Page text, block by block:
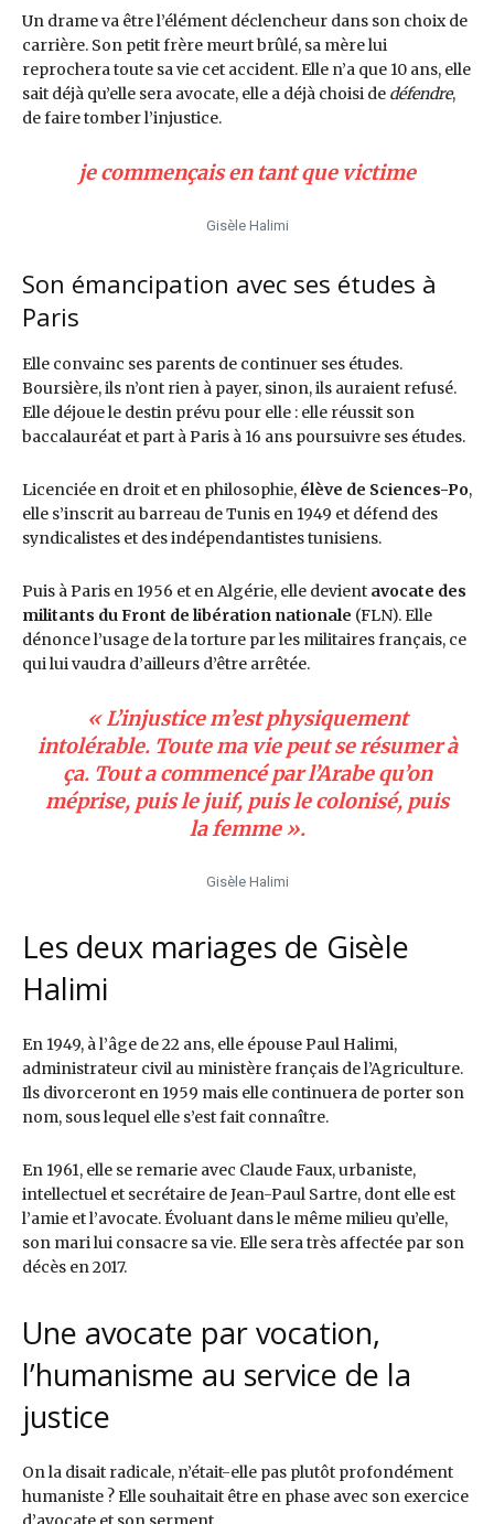
Un drame va être l’élément déclencheur dans son choix de
carrière. Son petit frère meurt brûlé, sa mère lui
reprochera toute sa vie cet accident. Elle n’a que 10 ans, elle
sait déjà qu’elle sera avocate, elle a déjà choisi de défendre,
de faire tomber l’injustice.
je commençais en tant que victime
Gisèle Halimi
Son émancipation avec ses études à
Paris
Elle convainc ses parents de continuer ses études.
Boursière, ils n’ont rien à payer, sinon, ils auraient refusé.
Elle déjoue le destin prévu pour elle : elle réussit son
baccalauréat et part à Paris à 16 ans poursuivre ses études.
Licenciée en droit et en philosophie, élève de Sciences-Po,
elle s’inscrit au barreau de Tunis en 1949 et défend des
syndicalistes et des indépendantistes tunisiens.
Puis à Paris en 1956 et en Algérie, elle devient avocate des
militants du Front de libération nationale (FLN). Elle
dénonce l’usage de la torture par les militaires français, ce
qui lui vaudra d’ailleurs d’être arrêtée.
« L’injustice m’est physiquement
intolérable. Toute ma vie peut se résumer à
ça. Tout a commencé par l’Arabe qu’on
méprise, puis le juif, puis le colonisé, puis
la femme ».
Gisèle Halimi
Les deux mariages de Gisèle
Halimi
En 1949, à l’âge de 22 ans, elle épouse Paul Halimi,
administrateur civil au ministère français de l’Agriculture.
Ils divorceront en 1959 mais elle continuera de porter son
nom, sous lequel elle s’est fait connaître.
En 1961, elle se remarie avec Claude Faux, urbaniste,
intellectuel et secrétaire de Jean-Paul Sartre, dont elle est
l’amie et l’avocate. Évoluant dans le même milieu qu’elle,
son mari lui consacre sa vie. Elle sera très affectée par son
décès en 2017.
Une avocate par vocation,
l’humanisme au service de la
justice
On la disait radicale, n’était-elle pas plutôt profondément
humaniste ? Elle souhaitait être en phase avec son exercice